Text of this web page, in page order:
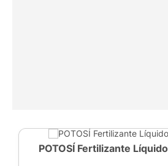
POTOSÍ Fertilizante